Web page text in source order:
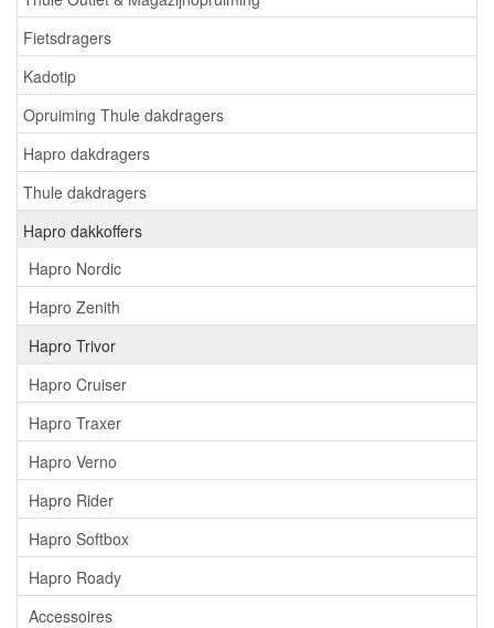
Fietsdragers
Kadotip
Opruiming Thule dakdragers
Hapro dakdragers
Thule dakdragers
Hapro dakkoffers
Hapro Nordic
Hapro Zenith
Hapro Trivor
Hapro Cruiser
Hapro Traxer
Hapro Verno
Hapro Rider
Hapro Softbox
Hapro Roady
Accessoires